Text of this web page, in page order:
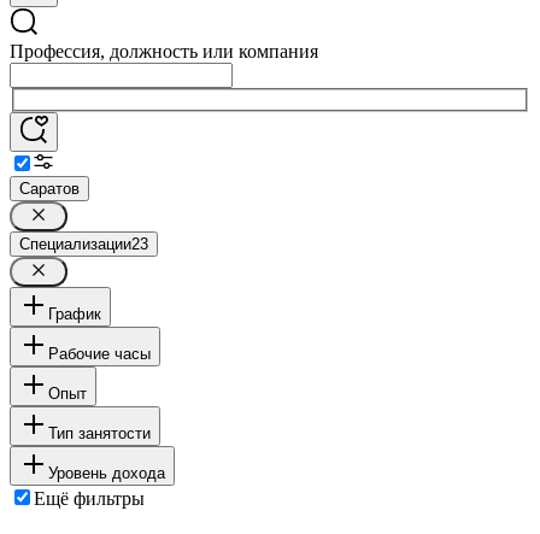
Профессия, должность или компания
Саратов
Специализации23
График
Рабочие часы
Опыт
Тип занятости
Уровень дохода
Ещё фильтры